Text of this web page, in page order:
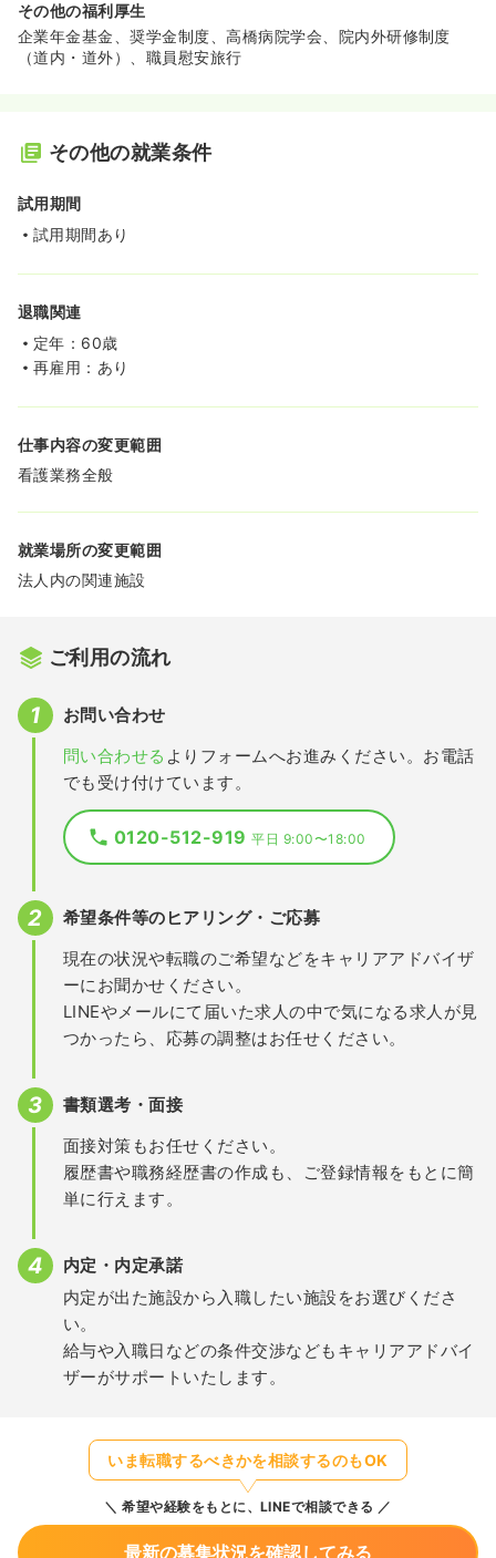
その他の福利厚生
企業年金基金、奨学金制度、高橋病院学会、院内外研修制度
（道内・道外）、職員慰安旅行
その他の就業条件
試用期間
試用期間あり
退職関連
定年：60歳
再雇用：あり
仕事内容の変更範囲
看護業務全般
就業場所の変更範囲
法人内の関連施設
ご利用の流れ
お問い合わせ
問い合わせる よりフォームへお進みください。お電話
でも受け付けています。
0120-512-919平日 9:00〜18:00
希望条件等のヒアリング・ご応募
現在の状況や転職のご希望などをキャリアアドバイザ
ーにお聞かせください。
LINEやメールにて届いた求人の中で気になる求人が見
つかったら、応募の調整はお任せください。
書類選考・面接
面接対策もお任せください。
履歴書や職務経歴書の作成も、ご登録情報をもとに簡
単に行えます。
内定・内定承諾
内定が出た施設から入職したい施設をお選びくださ
い。
給与や入職日などの条件交渉などもキャリアアドバイ
ザーがサポートいたします。
いま転職するべきかを相談するのもOK
希望や経験をもとに、LINEで相談できる
最新の募集状況を確認してみる